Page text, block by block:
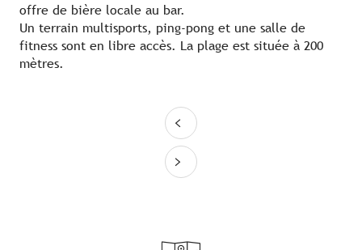
offre de bière locale au bar.
Un terrain multisports, ping-pong et une salle de
fitness sont en libre accès. La plage est située à 200
mètres.